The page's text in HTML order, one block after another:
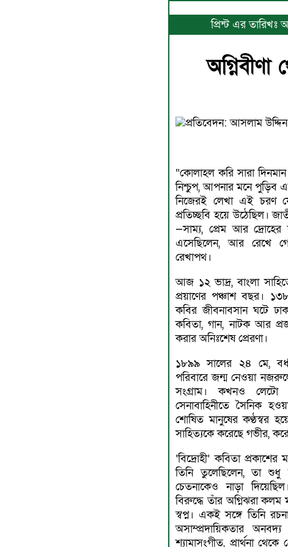
প্রিন্ট এর
প্রতিবেদন: আসলাম উদ্দিন
“কোলাহল করি সারা
নিশ্চুপ, আপনার মনে পুড়িব
নিজেরই লেখা এই চরণ
প্রতিচ্ছবি হয়ে উঠেছিল।
—সাম্য, প্রেম আর
এসেছিলেন, আর রেখে
রেখাপথ।
আজ ১২ ভাদ্র, বাংলা
প্রয়াণের পঞ্চাশ বছর।
কবির জীবনাবসান ঘটে
কবিতা, গান, নাটক আর
করার অনিঃশেষ প্রেরণা।
১৮৯৯ সালের ২৪ মে,
পরিবারে জন্ম নেওয়া
সংগ্রাম। কখনও
সেনাবাহিনীতে সৈনিক
শোষিত মানুষের কণ্ঠস্বর
সাহিত্যকে করেছে গভীর,
‘বিদ্রোহী’ কবিতা
তিনি তুলেছিলেন, তা শুধু
চেতনাকেও নাড়া
বিরুদ্ধে তাঁর অগ্নিঝরা কলম
স্বপ্ন। একই সঙ্গে তিনি
অসাম্প্রদায়িকতার
শ্যামাসংগীত, প্রার্থনা